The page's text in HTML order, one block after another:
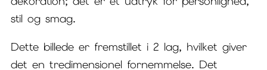
stil og smag.
Dette billede er fremstillet i 2 lag, hvilket giver
det en tredimensionel fornemmelse. Det